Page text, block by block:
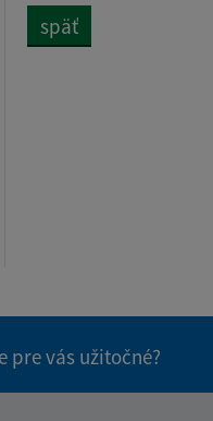
späť
vás užitočné?